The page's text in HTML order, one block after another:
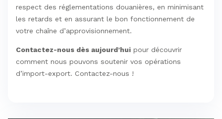
respect des réglementations douanières, en minimisant
les retards et en assurant le bon fonctionnement de
votre chaîne d’approvisionnement.
Contactez-nous dès aujourd’hui pour découvrir
comment nous pouvons soutenir vos opérations
d’import-export. Contactez-nous !